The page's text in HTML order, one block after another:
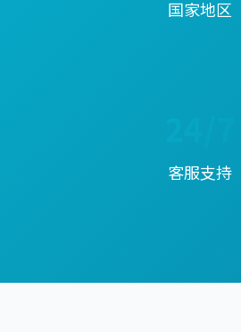
国家地区
客服支持